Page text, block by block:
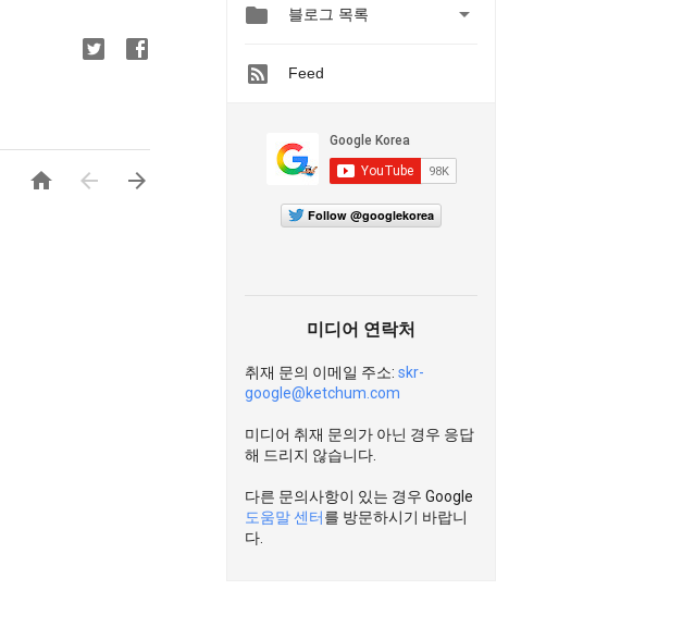
  
 블로그 목록 
Feed
Follow @googlekorea
미디어 연락처
취재 문의 이메일 주소: skr-
google@ketchum.com
미디어 취재 문의가 아닌 경우 응답
해 드리지 않습니다.
다른 문의사항이 있는 경우 Google
도움말 센터를 방문하시기 바랍니
다.